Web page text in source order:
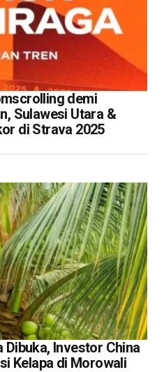
demi
Sulawesi Utara &
di Strava 2025
Dibuka, Investor China
Kelapa di Morowali